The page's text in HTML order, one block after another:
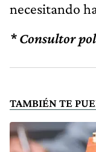
necesitando
* Consultor
TAMBIÉN TE